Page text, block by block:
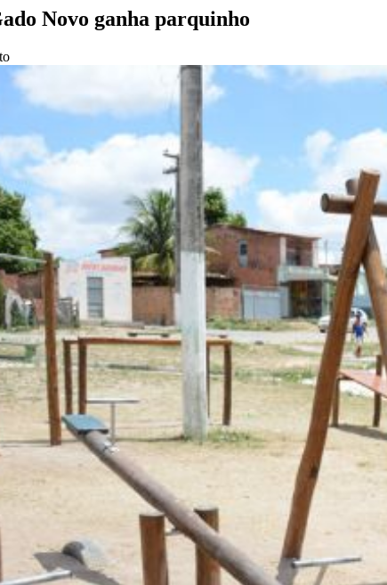
Novo ganha parquinho